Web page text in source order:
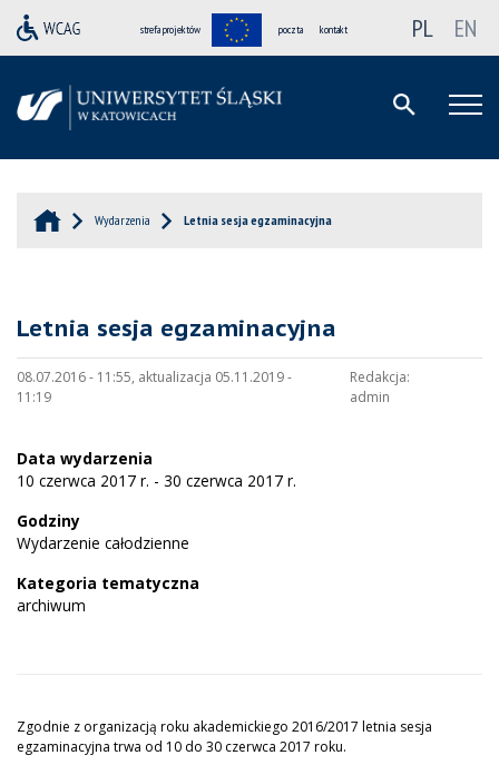
strefa projektów poczta kontakt PL EN
Wydarzenia Letnia sesja egzaminacyjna
Letnia sesja egzaminacyjna
08.07.2016 - 11:55, aktualizacja 05.11.2019 -
11:19
Redakcja:
admin
Data wydarzenia
10 czerwca 2017 r. - 30 czerwca 2017 r.
Godziny
Wydarzenie całodzienne
Kategoria tematyczna
archiwum
Zgodnie z organizacją roku akademickiego 2016/2017 letnia sesja
egzaminacyjna trwa od 10 do 30 czerwca 2017 roku.